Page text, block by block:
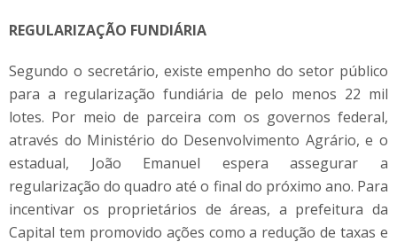
REGULARIZAÇÃO FUNDIÁRIA
Segundo o secretário, existe empenho do setor público
para a regularização fundiária de pelo menos 22 mil
lotes. Por meio de parceira com os governos federal,
através do Ministério do Desenvolvimento Agrário, e o
estadual, João Emanuel espera assegurar a
regularização do quadro até o final do próximo ano. Para
incentivar os proprietários de áreas, a prefeitura da
Capital tem promovido ações como a redução de taxas e